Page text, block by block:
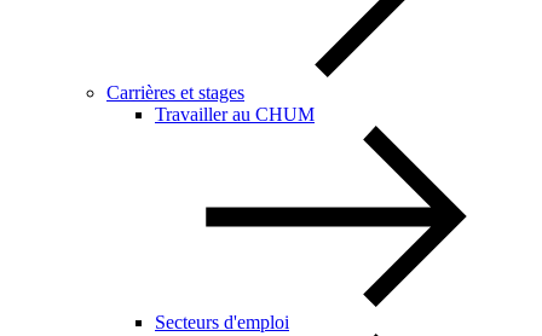
Carrières et stages
Travailler au CHUM
Secteurs d'emploi